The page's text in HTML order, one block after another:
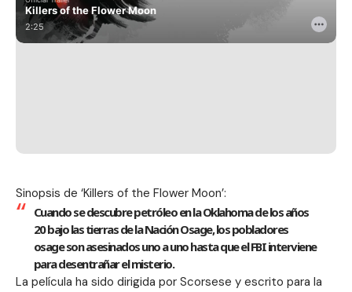
Sinopsis de ‘Killers of the Flower Moon’:
Cuando se descubre petróleo en la Oklahoma de los años
20 bajo las tierras de la Nación Osage, los pobladores
osage son asesinados uno a uno hasta que el FBI interviene
para desentrañar el misterio.
La película ha sido dirigida por Scorsese y escrito para la